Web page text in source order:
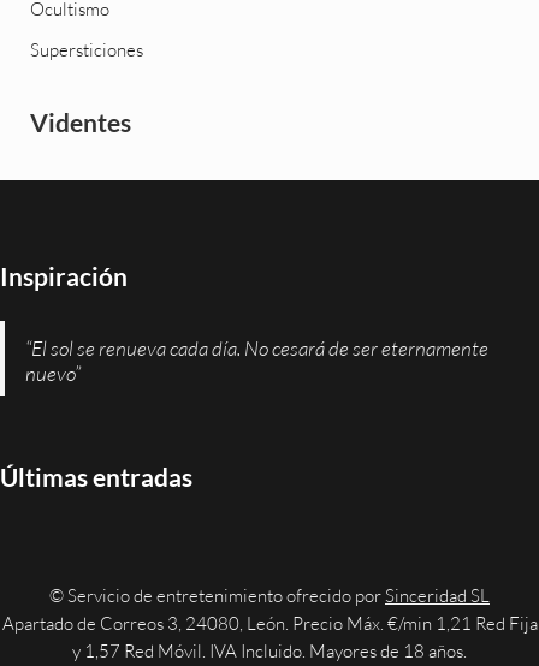
Ocultismo
Supersticiones
Videntes
Inspiración
“El sol se renueva cada día. No cesará de ser eternamente
nuevo”
Últimas entradas
© Servicio de entretenimiento ofrecido porSinceridad SL
Apartado de Correos 3, 24080, León. Precio Máx. €/min 1,21 Red Fija
y 1,57 Red Móvil. IVA Incluido. Mayores de 18 años.